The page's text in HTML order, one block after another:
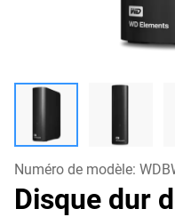
Numéro de modèle:
Disque dur